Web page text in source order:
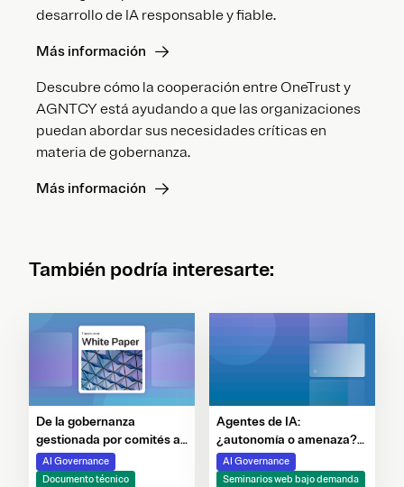
desarrollo de IA responsable y fiable.
Más información
Descubre cómo la cooperación entre OneTrust y
AGNTCY está ayudando a que las organizaciones
puedan abordar sus necesidades críticas en
materia de gobernanza.
Más información
También podría interesarte:
De la gobernanza
gestionada por comités a
la gobernanza desde el
diseño
AI Governance
Documento técnico
Agentes de IA:
¿autonomía o amenaza?
Lo que deben saber los
equipos de ciber-riesgo
AI Governance
Seminarios web bajo demanda